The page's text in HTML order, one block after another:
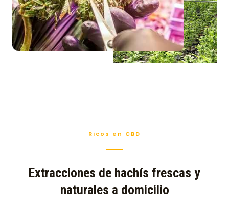
Ricos en CBD
Extracciones de hachís frescas y
naturales a domicilio